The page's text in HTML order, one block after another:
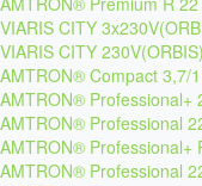
VIARIS CITY
VIARIS CITY 230V(ORBIS)
AMTRON® Compact 3,7/
AMTRON® Professional+
AMTRON® Professional
AMTRON® Professional+
AMTRON® Professional